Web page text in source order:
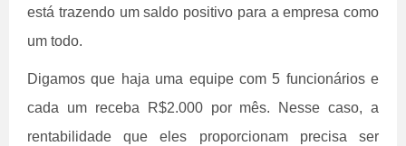
está trazendo um saldo positivo para a empresa como
um todo.
Digamos que haja uma equipe com 5 funcionários e
cada um receba R$2.000 por mês. Nesse caso, a
rentabilidade que eles proporcionam precisa ser